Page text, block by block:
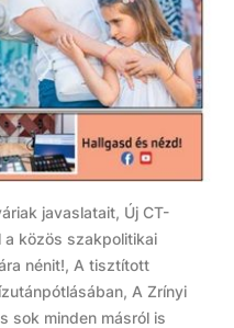
javaslatait, Új CT-
a közös szakpolitikai
nénit!, A tisztított
A Zrínyi
sok minden másról is